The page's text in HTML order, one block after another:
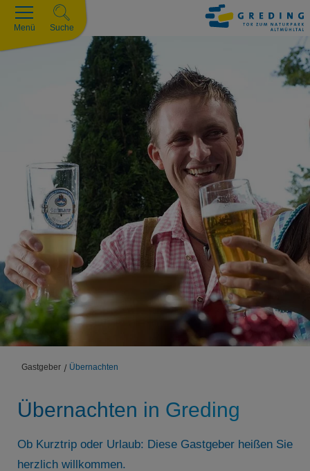
Menü Suche
Gastgeber Übernachten
Übernachten in Greding
Ob Kurztrip oder Urlaub: Diese Gastgeber heißen Sie
herzlich willkommen.